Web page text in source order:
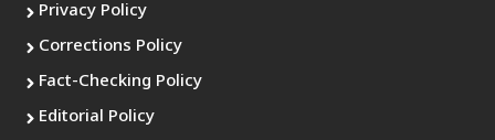
Privacy Policy
Corrections Policy
Fact-Checking Policy
Editorial Policy